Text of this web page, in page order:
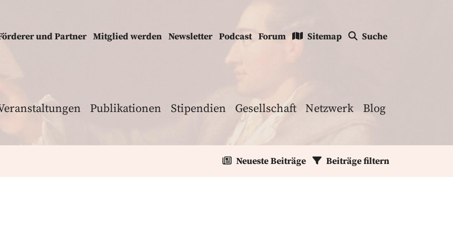
und Partner Mitglied werden Newsletter Podcast Forum Sitemap Suche
Publikationen Stipendien Gesellschaft Netzwerk Blog
Neueste Beiträge Beiträge filtern